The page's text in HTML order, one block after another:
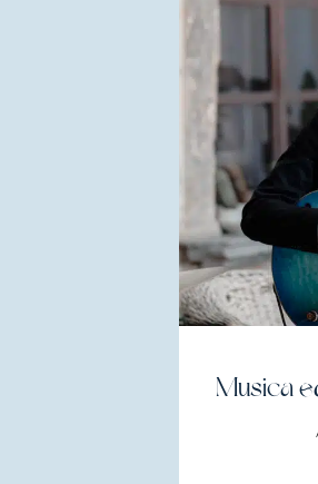
Musica